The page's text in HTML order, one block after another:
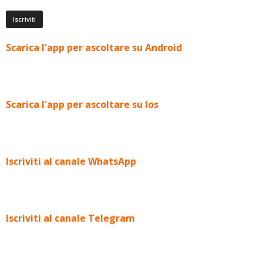
Scarica l'app per ascoltare su Android
Scarica l'app per ascoltare su Ios
Iscriviti al canale WhatsApp
Iscriviti al canale Telegram